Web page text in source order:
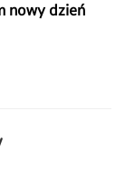
nowy dzień